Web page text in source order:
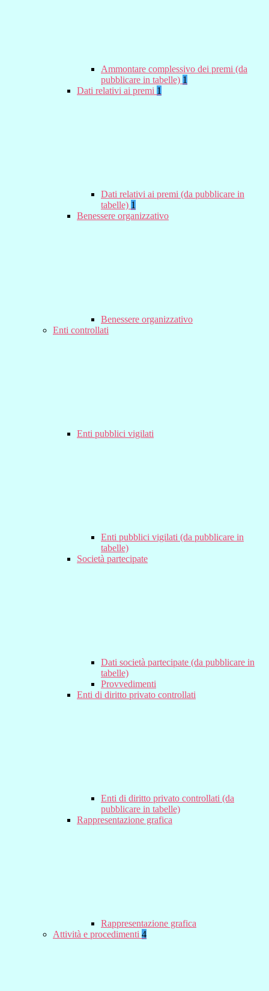
Ammontare complessivo dei premi (da
pubblicare in tabelle) 1
Dati relativi ai premi 1
Dati relativi ai premi (da pubblicare in
tabelle) 1
Benessere organizzativo
Benessere organizzativo
Enti controllati
Enti pubblici vigilati
Enti pubblici vigilati (da pubblicare in
tabelle)
Società partecipate
Dati società partecipate (da pubblicare in
tabelle)
Provvedimenti
Enti di diritto privato controllati
Enti di diritto privato controllati (da
pubblicare in tabelle)
Rappresentazione grafica
Rappresentazione grafica
Attività e procedimenti 4